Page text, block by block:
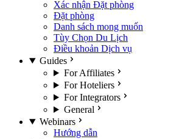
Xác nhận Đặt phòng
Đặt phòng
Danh sách mong muốn
Tùy Chọn Du Lịch
Điều khoản Dịch vụ
Guides
For Affiliates
For Hoteliers
For Integrators
General
Webinars
Hướng dẫn